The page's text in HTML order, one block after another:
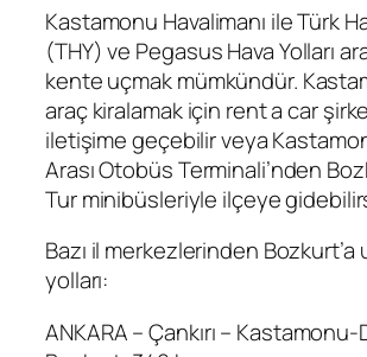
Kastamonu Havalimanı ile Türk
(THY) ve Pegasus Hava Yolları
kente uçmak mümkündür.
araç kiralamak için rent a car
iletişime geçebilir veya
Arası Otobüs Terminali’nden
Tur minibüsleriyle ilçeye
Bazı il merkezlerinden Bozkurt’a
yolları:
ANKARA – Çankırı –